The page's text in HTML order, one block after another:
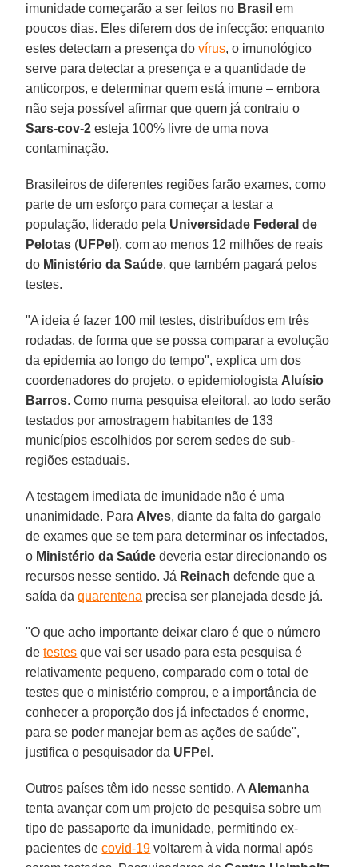
imunidade começarão a ser feitos no Brasil em
poucos dias. Eles diferem dos de infecção: enquanto
estes detectam a presença dovírus, o imunológico
serve para detectar a presença e a quantidade de
anticorpos, e determinar quem está imune – embora
não seja possível afirmar que quem já contraiu o
Sars-cov-2 esteja 100% livre de uma nova
contaminação.
Brasileiros de diferentes regiões farão exames, como
parte de um esforço para começar a testar a
população, liderado pela Universidade Federal de
Pelotas (UFPel), com ao menos 12 milhões de reais
do Ministério da Saúde, que também pagará pelos
testes.
"A ideia é fazer 100 mil testes, distribuídos em três
rodadas, de forma que se possa comparar a evolução
da epidemia ao longo do tempo", explica um dos
coordenadores do projeto, o epidemiologista Aluísio
Barros. Como numa pesquisa eleitoral, ao todo serão
testados por amostragem habitantes de 133
municípios escolhidos por serem sedes de sub-
regiões estaduais.
A testagem imediata de imunidade não é uma
unanimidade. Para Alves, diante da falta do gargalo
de exames que se tem para determinar os infectados,
o Ministério da Saúde deveria estar direcionando os
recursos nesse sentido. Já Reinach defende que a
saída daquarentena precisa ser planejada desde já.
"O que acho importante deixar claro é que o número
detestes que vai ser usado para esta pesquisa é
relativamente pequeno, comparado com o total de
testes que o ministério comprou, e a importância de
conhecer a proporção dos já infectados é enorme,
para se poder manejar bem as ações de saúde",
justifica o pesquisador da UFPel .
Outros países têm ido nesse sentido. A Alemanha
tenta avançar com um projeto de pesquisa sobre um
tipo de passaporte da imunidade, permitindo ex-
pacientes decovid-19 voltarem à vida normal após